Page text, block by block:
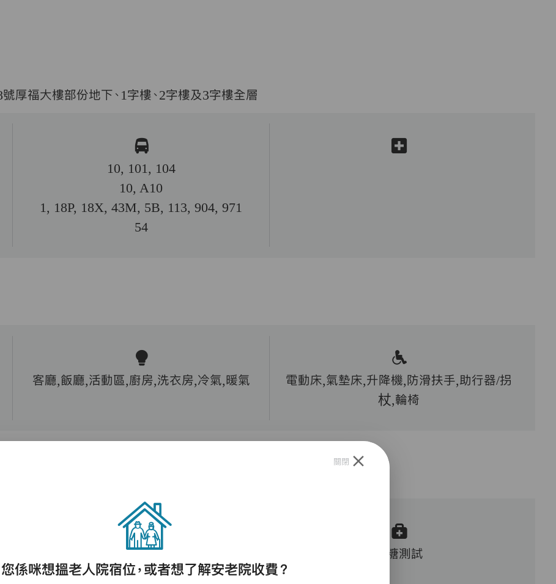
厚福大樓部份地下、1字樓、2字樓及3字樓全層
10, 101, 104
10, A10
1, 18P, 18X, 43M, 5B, 113, 904, 971
54
客廳,飯廳,活動區,廚房,洗衣房,冷氣,暖氣
電動床,氣墊床,升降機,防滑扶手,助行器/拐
杖,輪椅
護理評估、執藥、核派藥、量度生命表徵、協
助沐浴、餵飯、換尿片
血糖測試
關閉
您係咪想搵老人院宿位，或者想了解安老院收費？